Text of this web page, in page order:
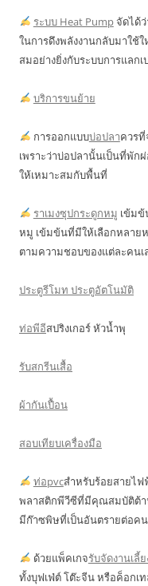
ระบบ Heat Pumpจัดได้ว่
ในการดึงพลังงานกลับมาใช้
สมอย่างยิ่งกับระบบการแลก
บริการขนย้าย
การออกแบบบ่อปลาควร
เพราะว่าบ่อปลานั้นเป็นที่พั
ให้เหมาะสมกับพื้นที่
ราเมงซุปกระดูกหมู เข้มข้
หมู เข้มข้นที่มีให้เลือกหลาย
ตามความชอบของแต่ละคน
ประตูรีโมท ประตูอัตโนมัติ
ท่อพีอีสปริงเกอร์ หัวน้ำพุ
รับสกรีนเสื้อ
ผ้ากันเปื้อน
สอบเทียบเครื่องมือ
ท่อpvcสำหรับร้อยสายไฟ
พลาสติกพีวีซีที่มีคุณสมบัติต้า
มีก๊าซพิษที่เป็นอันตรายต่อคน
ด้วยแพ็คเกจรับจัดงานเลี้ย
ทั้งบุฟเฟ่ต์ โต๊ะจีน หรือค็อกเ